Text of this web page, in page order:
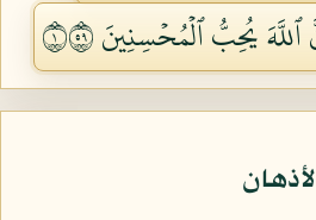
يُحِبُّ ٱلۡمُحۡسِنِينَ ١٩٥